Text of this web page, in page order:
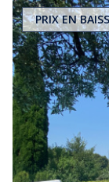
PRIX EN